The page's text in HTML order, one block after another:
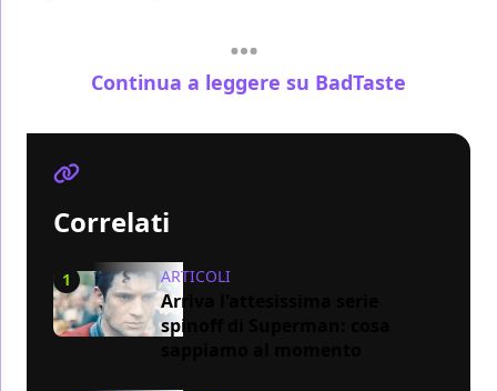
Continua a leggere su BadTaste
Correlati
1 ARTICOLI
Arriva l'attesissima serie
spinoff di Superman: cosa